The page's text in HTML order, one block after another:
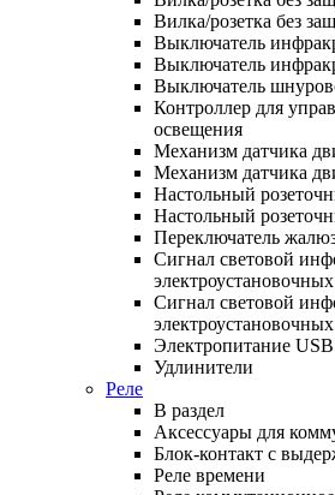
Вилка/розетка без
Выключатель
Выключатель
Выключатель
Контроллер для
освещения
Механизм датчика
Механизм датчика
Настольный
Настольный
Переключатель
Сигнал световой
Сигнал световой
Электропитание USB
Удлинители
Реле
В раздел
Аксессуары для
Блок-контакт с
Реле времени